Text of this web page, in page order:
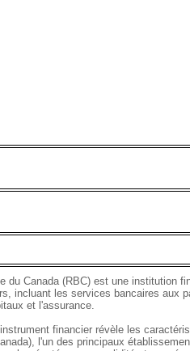
du Canada (RBC) est une institution
incluant les services bancaires aux
et l'assurance.
financier révèle les
l'un des principaux